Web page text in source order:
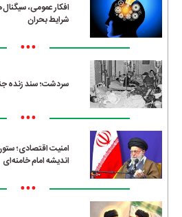
افکار عمومی،
شرایط بحران
•••
سردشت؛ سند زنده
•••
امنیت اقتصادی؛
اندیشه امام خامنه‌ای
•••